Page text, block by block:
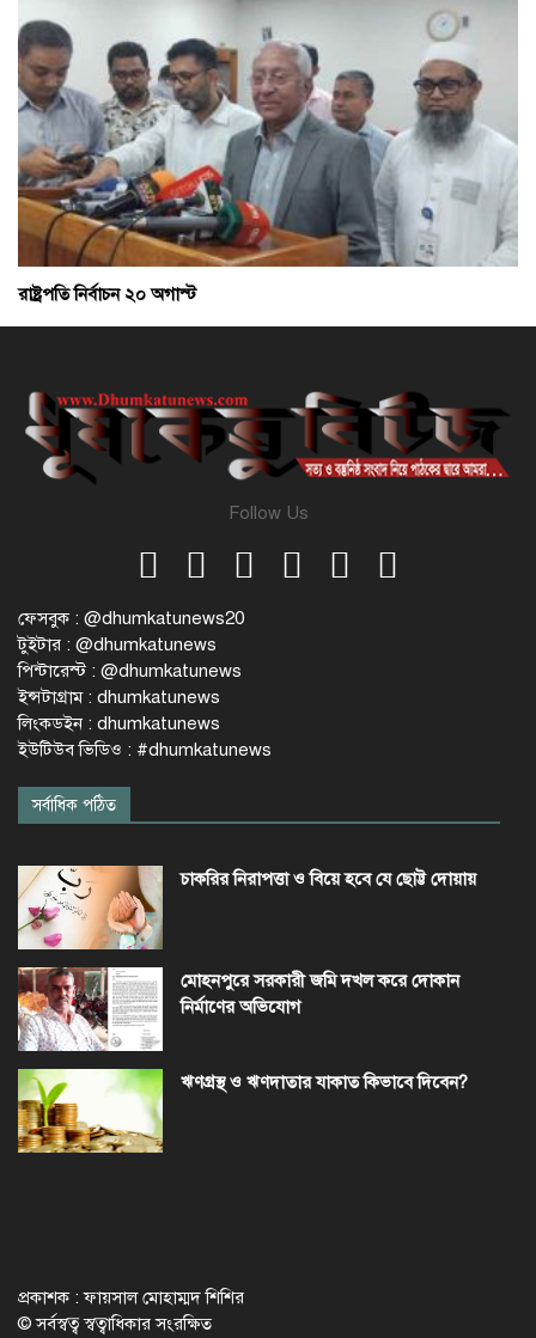
রাষ্ট্রপতি নির্বাচন ২০ অগাস্ট
Follow Us
ফেসবুক : @dhumkatunews20
টুইটার : @dhumkatunews
পিন্টারেস্ট : @dhumkatunews
ইন্সটাগ্রাম : dhumkatunews
লিংকডইন : dhumkatunews
ইউটিউব ভিডিও : #dhumkatunews
সর্বাধিক পঠিত
চাকরির নিরাপত্তা ও বিয়ে হবে যে ছোট্ট দোয়ায়
মোহনপুরে সরকারী জমি দখল করে দোকান
নির্মাণের অভিযোগ
ঋণগ্রস্থ ও ঋণদাতার যাকাত কিভাবে দিবেন?
প্রকাশক : ফায়সাল মোহাম্মদ শিশির
© সর্বস্বত্ব স্বত্বাধিকার সংরক্ষিত